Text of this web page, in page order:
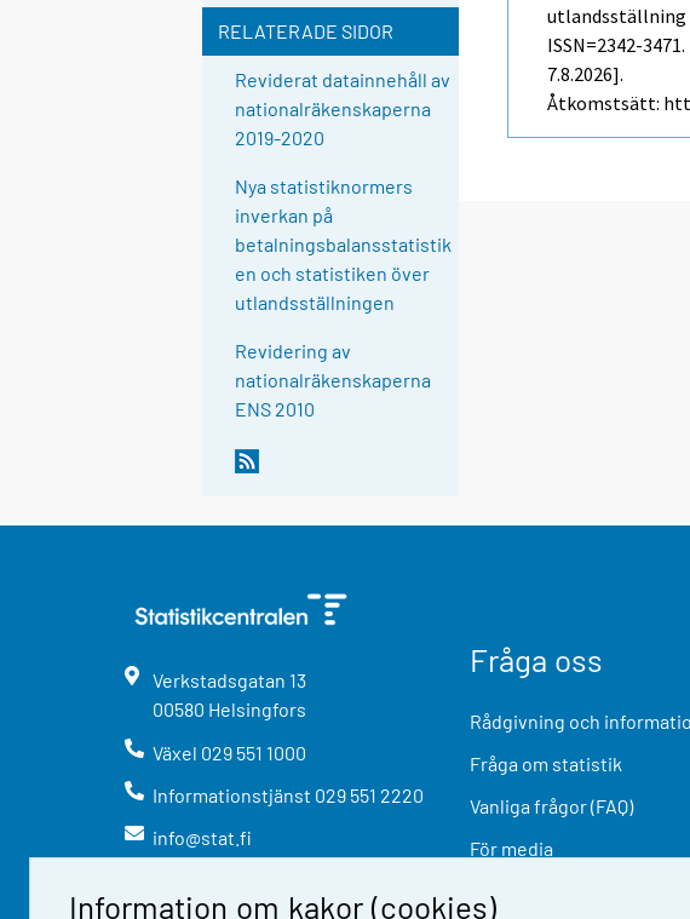
Information om kakor (cookies)
RELATERADE SIDOR
Reviderat datainnehåll av
nationalräkenskaperna
2019-2020
Nya statistiknormers
inverkan på
betalningsbalansstatistik
en och statistiken över
utlandsställningen
Revidering av
nationalräkenskaperna
ENS 2010
ISSN=2342-
7.8.2026].
Åtkomstsätt:
Verkstadsgatan 13
00580 Helsingfors
Växel 029 551 1000
Informationstjänst 029 551 2220
info@stat.fi
Fråga oss
Rådgivning och
Fråga om statistik
Vanliga frågor (FAQ)
För media